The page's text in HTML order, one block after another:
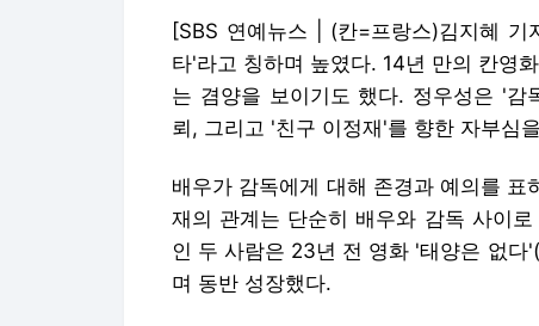
[SBS 연예뉴스 | (칸=프랑스)김지혜
타'라고 칭하며 높였다. 14년 만의 칸영
는 겸양을 보이기도 했다. 정우성은 '
뢰, 그리고 '친구 이정재'를 향한 자부심
배우가 감독에게 대해 존경과 예의를
재의 관계는 단순히 배우와 감독 사이
인 두 사람은 23년 전 영화 '태양은 없
며 동반 성장했다.